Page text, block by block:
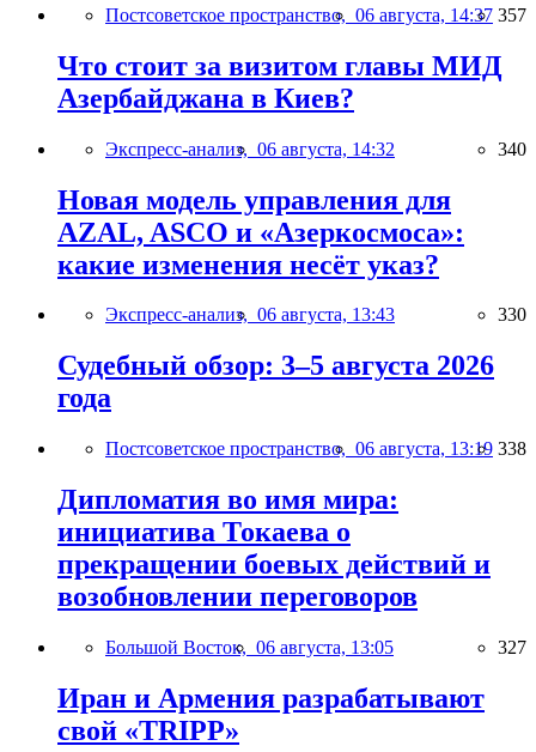
Постсоветское пространство, 06 августа, 14:37 357
Что стоит за визитом главы МИД
Азербайджана в Киев?
Экспресс-анализ, 06 августа, 14:32 340
Новая модель управления для
AZAL, ASCO и «Азеркосмоса»:
какие изменения несёт указ?
Экспресс-анализ, 06 августа, 13:43 330
Судебный обзор: 3–5 августа 2026
года
Постсоветское пространство, 06 августа, 13:19 338
Дипломатия во имя мира:
инициатива Токаева о
прекращении боевых действий и
возобновлении переговоров
Большой Восток, 06 августа, 13:05 327
Иран и Армения разрабатывают
свой «TRIPP»